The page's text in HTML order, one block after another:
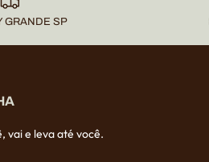
GRANDE SP
vai e leva até você.